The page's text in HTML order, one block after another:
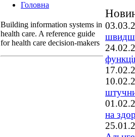
Головна
Building information systems in
health care. A reference guide
for health care decision-makers
на